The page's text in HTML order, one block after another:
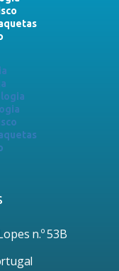
n.º 53B